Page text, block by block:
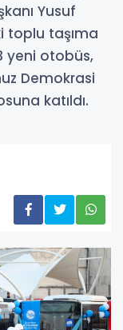
Yusuf
toplu taşıma
yeni otobüs,
Demokrasi
katıldı.